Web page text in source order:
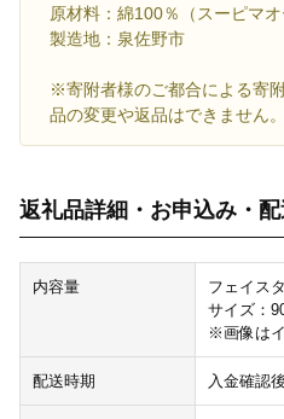
原材料：綿100％（スーピマ
製造地：泉佐野市
※寄附者様のご都合による寄
品の変更や返品はできません。
返礼品詳細・お申込み・
内容量
フェイス
サイズ：
※画像は
配送時期 入金確認